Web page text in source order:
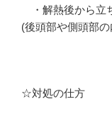
・解熱後から立
(後頭部や側頭部
☆対処の仕方